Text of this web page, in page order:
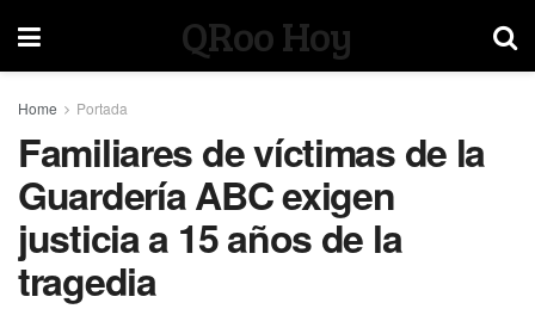
QRoo Hoy
Home Portada
Familiares de víctimas de la
Guardería ABC exigen
justicia a 15 años de la
tragedia